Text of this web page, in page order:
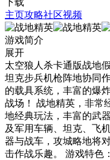
主页攻略社区视频
游戏简介
展开
太空狼人杀卡通版战地
坦克步兵机枪阵地协同
的载具系统，丰富的爆
战场！ 战地精英，非常
地经典玩法，丰富的武
及军用车辆、坦克、飞
器与战车，攻城略地将
击作战乐趣。 游戏特色